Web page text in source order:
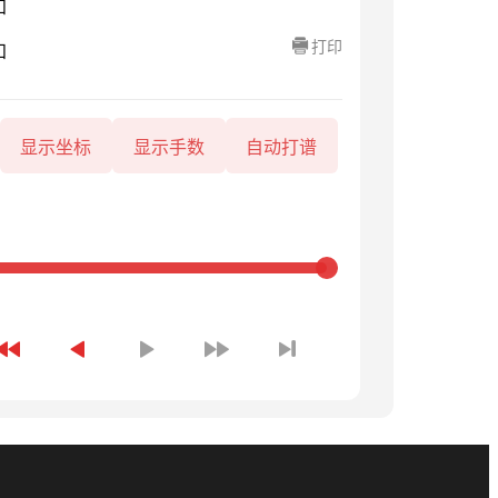
打印
显示坐标 显示手数 自动打谱